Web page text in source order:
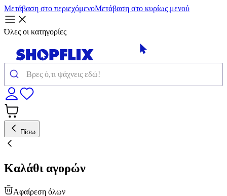
Μετάβαση στο περιεχόμενοΜετάβαση στο κυρίως μενού
Όλες οι κατηγορίες
Πίσω
Καλάθι αγορών
Αφαίρεση όλων